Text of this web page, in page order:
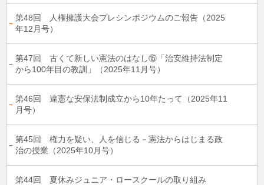
第48回 人権擁護大会プレシンポジウムのご報告（2025
年12月号）
第47回 古くて新しい憲法のはなし⑮「治安維持法制定
から100年目の教訓」（2025年11月号）
第46回 違憲な安保法制成立から10年たって（2025年11
月号）
第45回 権力を疑い、人を信じる－憲法からはじまる政
治の授業（2025年10月号）
第44回 夏休みジュニア・ロースクールの取り組み